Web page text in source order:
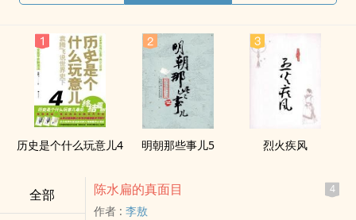
历史是个什么玩意儿4 明朝那些事儿5 烈火疾风
全部 陈水扁的真面目 4
作者 : 李敖